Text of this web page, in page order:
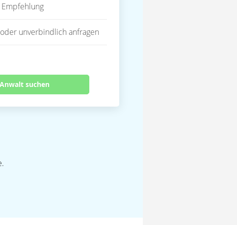
unverbindlich anfragen
suchen